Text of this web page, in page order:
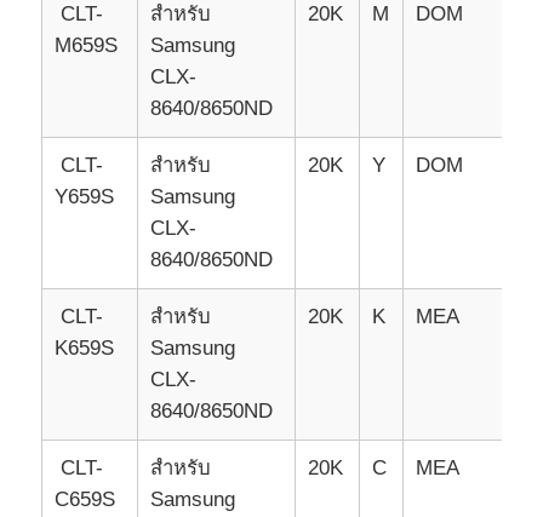
CLT-
M659S
สําหรับ
Samsung
CLX-
8640/8650ND
20K M DOM
CLT-
Y659S
สําหรับ
Samsung
CLX-
8640/8650ND
20K Y DOM
CLT-
K659S
สําหรับ
Samsung
CLX-
8640/8650ND
20K K MEA
CLT-
C659S
สําหรับ
Samsung
20K C MEA